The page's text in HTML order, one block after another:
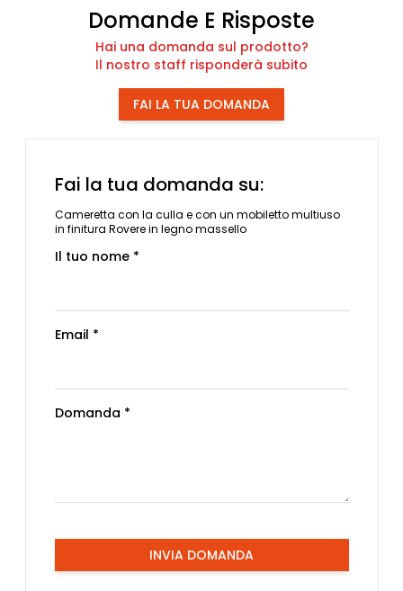
Domande E Risposte
Hai una domanda sul prodotto?
Il nostro staff risponderà subito
FAI LA TUA DOMANDA
Fai la tua domanda su:
Cameretta con la culla e con un mobiletto multiuso
in finitura Rovere in legno massello
Il tuo nome *
Email *
Domanda *
INVIA DOMANDA